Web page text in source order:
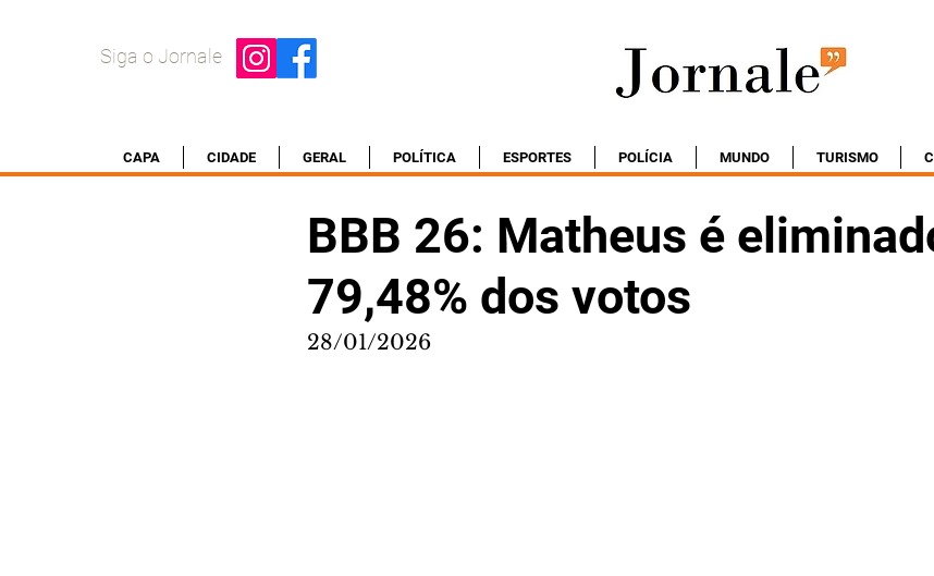
Siga o Jornale
CAPA CIDADE GERAL POLÍTICA ESPORTES POLÍCIA MUNDO TURISMO
BBB 26: Matheus é
79,48% dos votos
28/01/2026